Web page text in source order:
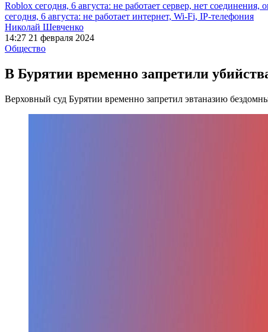
Roblox сегодня, 6 августа: не работает сервер, нет соединения,
сегодня, 6 августа: не работает интернет, Wi-Fi, IP-телефония
Николай Шевченко
14:27 21 февраля 2024
Общество
В Бурятии временно запретили
Верховный суд Бурятии временно запретил эвтаназию